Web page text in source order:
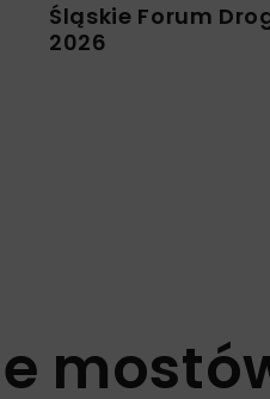
Śląskie Forum
2026